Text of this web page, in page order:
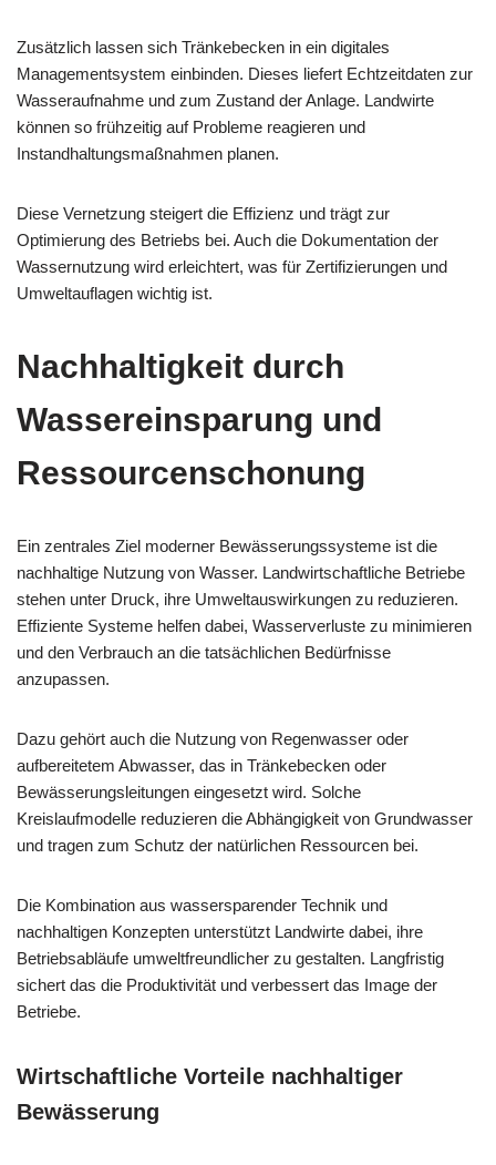
Zusätzlich lassen sich Tränkebecken in ein digitales
Managementsystem einbinden. Dieses liefert Echtzeitdaten zur
Wasseraufnahme und zum Zustand der Anlage. Landwirte
können so frühzeitig auf Probleme reagieren und
Instandhaltungsmaßnahmen planen.
Diese Vernetzung steigert die Effizienz und trägt zur
Optimierung des Betriebs bei. Auch die Dokumentation der
Wassernutzung wird erleichtert, was für Zertifizierungen und
Umweltauflagen wichtig ist.
Nachhaltigkeit durch
Wassereinsparung und
Ressourcenschonung
Ein zentrales Ziel moderner Bewässerungssysteme ist die
nachhaltige Nutzung von Wasser. Landwirtschaftliche Betriebe
stehen unter Druck, ihre Umweltauswirkungen zu reduzieren.
Effiziente Systeme helfen dabei, Wasserverluste zu minimieren
und den Verbrauch an die tatsächlichen Bedürfnisse
anzupassen.
Dazu gehört auch die Nutzung von Regenwasser oder
aufbereitetem Abwasser, das in Tränkebecken oder
Bewässerungsleitungen eingesetzt wird. Solche
Kreislaufmodelle reduzieren die Abhängigkeit von Grundwasser
und tragen zum Schutz der natürlichen Ressourcen bei.
Die Kombination aus wassersparender Technik und
nachhaltigen Konzepten unterstützt Landwirte dabei, ihre
Betriebsabläufe umweltfreundlicher zu gestalten. Langfristig
sichert das die Produktivität und verbessert das Image der
Betriebe.
Wirtschaftliche Vorteile nachhaltiger
Bewässerung